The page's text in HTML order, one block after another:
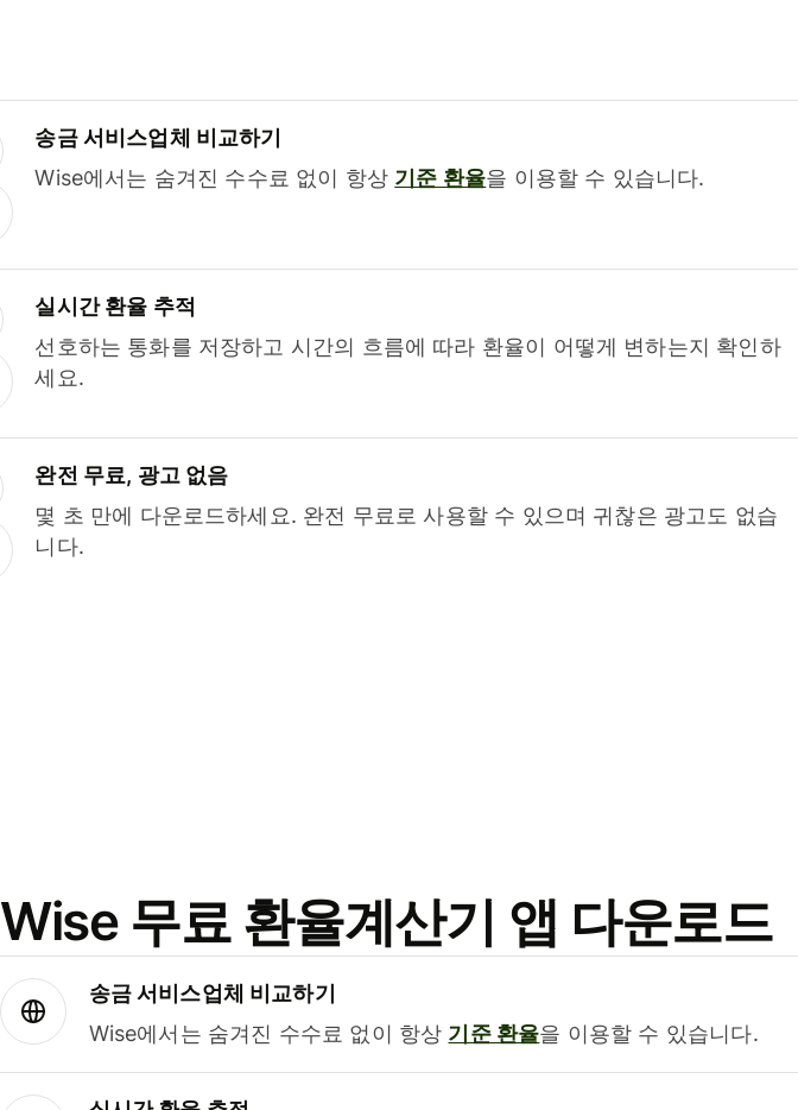
송금 서비스업체 비교하기
Wise에서는 숨겨진 수수료 없이 항상 기준 환율을 이용할 수 있습니다.
실시간 환율 추적
선호하는 통화를 저장하고 시간의 흐름에 따라 환율이 어떻게 변하는지 확인하
세요.
완전 무료, 광고 없음
몇 초 만에 다운로드하세요. 완전 무료로 사용할 수 있으며 귀찮은 광고도 없습
니다.
Wise 무료 환율계산기 앱 다운로드
송금 서비스업체 비교하기
Wise에서는 숨겨진 수수료 없이 항상 기준 환율을 이용할 수 있습니다.